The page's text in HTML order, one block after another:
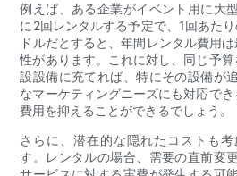
例えば、ある企業がイベント用に大
に2回レンタルする予定で、1回あた
ドルだとすると、年間レンタル費用
性があります。これに対し、同じ予
設設備に充てれば、特にその設備が
なマーケティングニーズにも対応で
費用を抑えることができるでしょう。
さらに、潜在的な隠れたコストも
す。レンタルの場合、需要の直前変